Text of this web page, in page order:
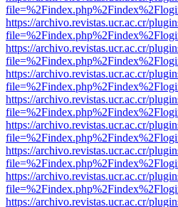
https://archivo.revistas.ucr.ac.cr/
https://archivo.revistas.ucr.ac.cr/
https://archivo.revistas.ucr.ac.cr/
https://archivo.revistas.ucr.ac.cr/
https://archivo.revistas.ucr.ac.cr/
https://archivo.revistas.ucr.ac.cr/
https://archivo.revistas.ucr.ac.cr/
https://archivo.revistas.ucr.ac.cr/